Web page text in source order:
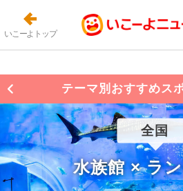
いこーよトップ
テーマ別おすすめス
全国
水族館 × ラ